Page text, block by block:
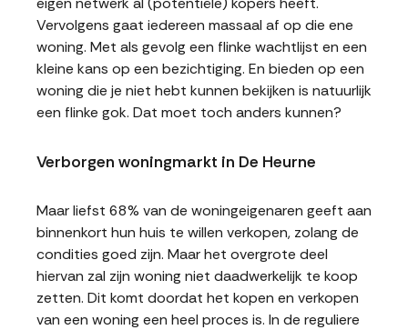
Vervolgens gaat iedereen massaal af op die ene
woning. Met als gevolg een flinke wachtlijst en een
kleine kans op een bezichtiging. En bieden op een
woning die je niet hebt kunnen bekijken is natuurlijk
een flinke gok. Dat moet toch anders kunnen?
Verborgen woningmarkt in De Heurne
Maar liefst 68% van de woningeigenaren geeft aan
binnenkort hun huis te willen verkopen, zolang de
condities goed zijn. Maar het overgrote deel
hiervan zal zijn woning niet daadwerkelijk te koop
zetten. Dit komt doordat het kopen en verkopen
van een woning een heel proces is. In de reguliere